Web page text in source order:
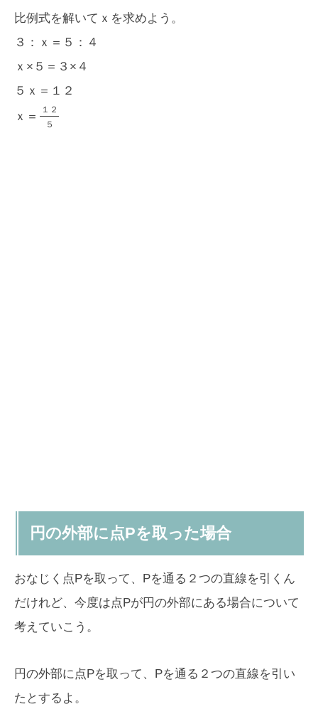
比例式を解いてｘを求めよう。
３：ｘ＝５：４
ｘ×５＝３×４
５ｘ＝１２
ｘ＝
１ ２
５
円の外部に点Pを取った場合
おなじく点Pを取って、Pを通る２つの直線を引くん
だけれど、今度は点Pが円の外部にある場合について
考えていこう。
円の外部に点Pを取って、Pを通る２つの直線を引い
たとするよ。